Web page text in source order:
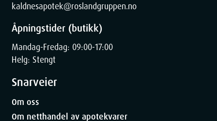
kaldnesapotek@roslandgruppen.no
Åpningstider (butikk)
Mandag-Fredag: 09:00-17:00
Helg: Stengt
Snarveier
Om oss
Om netthandel av apotekvarer